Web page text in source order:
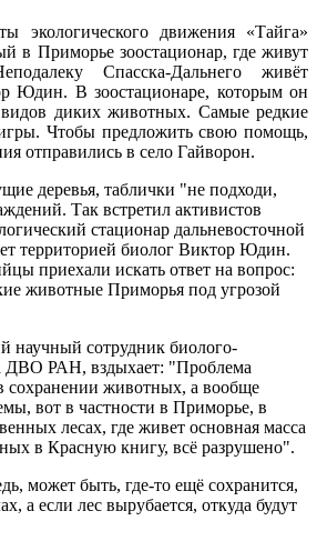
экологического движения «Тайга»
в Приморье зоостационар, где живут
Спасска-Дальнего живёт
Юдин. В зоостационаре, которым он
видов диких животных. Самые редкие
Чтобы предложить свою помощь,
отправились в село Гайворон.
деревья, таблички "не подходи,
Так встретил активистов
стационар дальневосточной
территорией биолог Виктор Юдин.
приехали искать ответ на вопрос:
животные Приморья под угрозой
сотрудник биолого-
ДВО РАН, вздыхает: "Проблема
сохранении животных, а вообще
вот в частности в Приморье, в
лесах, где живет основная масса
в Красную книгу, всё разрушено".
может быть, где-то ещё сохранится,
а если лес вырубается, откуда будут